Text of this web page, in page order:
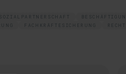
FACHKRÄFTESICHERUNG